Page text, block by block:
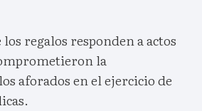
regalos responden a actos
la
aforados en el ejercicio de